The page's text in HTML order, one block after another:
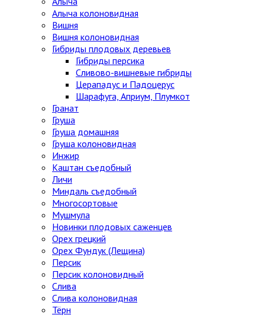
Алыча колоновидная
Вишня
Вишня колоновидная
Гибриды плодовых деревьев
Гибриды персика
Сливово-вишневые гибриды
Церападус и Падоцерус
Шарафуга, Априум, Плумкот
Гранат
Груша
Груша домашняя
Груша колоновидная
Инжир
Каштан съедобный
Личи
Миндаль съедобный
Многосортовые
Мушмула
Новинки плодовых саженцев
Орех грецкий
Орех Фундук (Лещина)
Персик
Персик колоновидный
Слива
Слива колоновидная
Тёрн